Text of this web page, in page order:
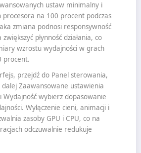
ustaw minimalny i
procesora na 100 procent podczas
zmiana podnosi responsywność
płynność działania, co
wzrostu wydajności w grach
procent.
przejdź do Panel sterowania,
dalej Zaawansowane ustawienia
Wydajność wybierz dopasowanie
Wyłączenie cieni, animacji i
zasoby GPU i CPU, co na
odczuwalnie redukuje